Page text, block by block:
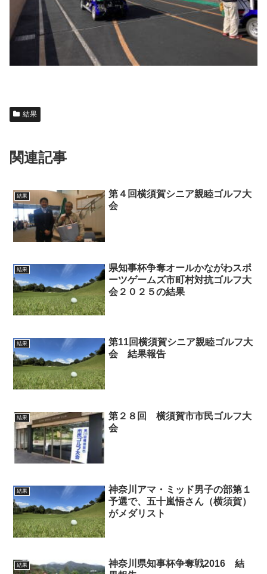
結果
関連記事
結果
第４回横須賀シニア親睦ゴルフ大
会
結果
県知事杯争奪オールかながわスポ
ーツゲームズ市町村対抗ゴルフ大
会２０２５の結果
結果
第11回横須賀シニア親睦ゴルフ大
会 結果報告
結果
第２８回 横須賀市市民ゴルフ大
会
結果
神奈川アマ・ミッド男子の部第１
予選で、五十嵐悟さん（横須賀）
がメダリスト
結果
神奈川県知事杯争奪戦2016 結